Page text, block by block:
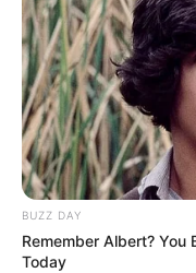
Az üzletember
olyan
az ajtó, hogy a
hogy sosem emelt
elmondása szerint
A bejegyzésében
tagadott Varga
BUZZ DAY
Remember Albert? You
Today